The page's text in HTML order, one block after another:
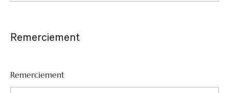
Remerciement
Remerciement